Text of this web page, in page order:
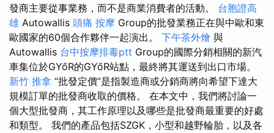
發商主要從事業務，而不是商業消費者的活動。 台胞證高
雄 Autowallis 頭痛 按摩 Group的批發業務正在與中歐和東
歐國家的60個合作夥伴一起演出。 下午茶外燴 與
Autowallis 台中按摩排毒ptt Group的國際分銷相關的新汽
車集位於GYőR的GYőR站點，最終將其運送到出口市場。
新竹 推拿 “批發定價”是指製造商或分銷商將向希望下達大
規模訂單的批發商收取的價格。 在本文中，我們將討論一
個大型批發商，其工作原理以及哪些是批發商最重要的好處
和類型。 我們的產品包括SZGK，小型和越野輪胎，以及各